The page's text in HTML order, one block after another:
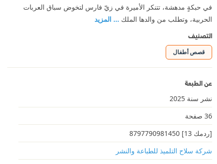
في حبكةٍ مدهشة، تتنكر الأميرة في زيّ فارس لتخوض سباق العربات
الحربية، وتطلب من والدها الملك ... المزيد
التصنيف
قصص أطفال
عن الطبعة
نشر سنة 2025
36 صفحة
[ردمك 13] 8797790981450
شركة سلاح التلميذ للطباعة والنشر